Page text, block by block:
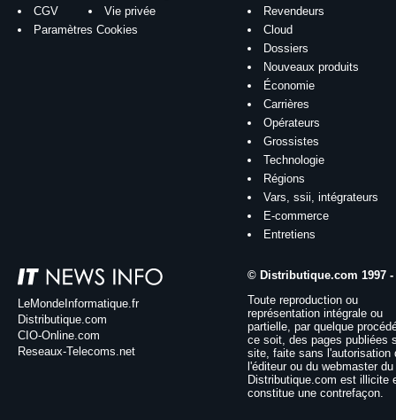
CGV
Vie privée
Paramètres Cookies
Revendeurs
Cloud
Dossiers
Nouveaux produits
Économie
Carrières
Opérateurs
Grossistes
Technologie
Régions
Vars, ssii, intégrateurs
E-commerce
Entretiens
LeMondeInformatique.fr
Distributique.com
CIO-Online.com
Reseaux-Telecoms.net
© Distributique.com 1997 -
Toute reproduction ou
représentation intégrale ou
partielle, par quelque
ce soit, des pages publiées
site, faite sans l'autorisation
l'éditeur ou du webmaster
Distributique.com est illicite
constitue une contrefaçon.